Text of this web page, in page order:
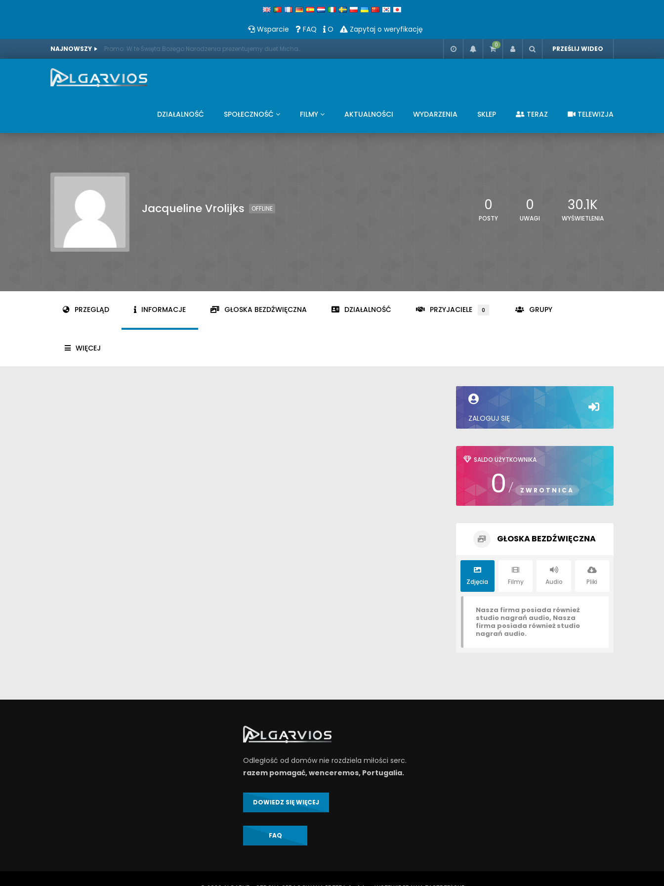
Wsparcie FAQ O Zapytaj o weryfikację
NAJNOWSZY Promo: W te Święta Bożego Narodzenia prezentujemy duet Michaela Bubble'a i saksofonu 0 PRZEŚLIJ WIDEO
DZIAŁALNOŚĆ SPOŁECZNOŚĆ FILMY AKTUALNOŚCI WYDARZENIA SKLEP TERAZ TELEWIZJA
Jacqueline Vrolijks OFFLINE 0
POSTY
0
UWAGI
30.1K
WYŚWIETLENIA
PRZEGLĄD INFORMACJE GŁOSKA BEZDŹWIĘCZNA DZIAŁALNOŚĆ PRZYJACIELE 0 GRUPY
WIĘCEJ
ZALOGUJ SIĘ
SALDO UŻYTKOWNIKA
0/ ZWROTNICA
GŁOSKA BEZDŹWIĘCZNA
Zdjęcia Filmy Audio Pliki
Nasza firma posiada również
studio nagrań audio, Nasza
firma posiada również studio
nagrań audio.
Odległość od domów nie rozdziela miłości serc.
razem pomagać, wenceremos, Portugalia.
DOWIEDZ SIĘ WIĘCEJ
FAQ